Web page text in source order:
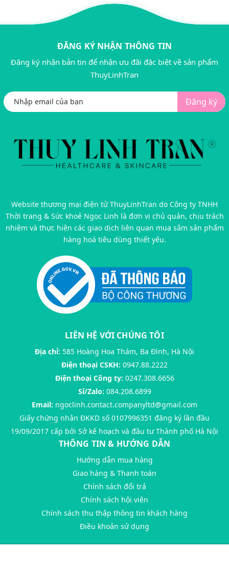
ĐĂNG KÝ NHẬN THÔNG TIN
Đăng ký nhận bản tin để nhận ưu đãi đặc biệt về sản phẩm
ThuyLinhTran
Đăng ký
Website thương mại điện tử ThuyLinhTran do Công ty TNHH
Thời trang & Sức khoẻ Ngọc Linh là đơn vị chủ quản, chịu trách
nhiệm và thực hiện các giao dịch liên quan mua sắm sản phẩm
hàng hoá tiêu dùng thiết yếu.
LIÊN HỆ VỚI CHÚNG TÔI
Địa chỉ: 585 Hoàng Hoa Thám, Ba Đình, Hà Nội
Điện thoại CSKH: 0947.88.2222
Điện thoại Công ty: 0247.308.6656
Sỉ/Zalo: 084.208.6899
Email: ngoclinh.contact.companyltd@gmail.com
Giấy chứng nhận ĐKKD số 0107996351 đăng ký lần đầu
19/09/2017 cấp bởi Sở kế hoạch và đầu tư Thành phố Hà Nội
THÔNG TIN & HƯỚNG DẪN
Hướng dẫn mua hàng
Giao hàng & Thanh toán
Chính sách đổi trả
Chính sách hội viên
Chính sách thu thập thông tin khách hàng
Điều khoản sử dụng